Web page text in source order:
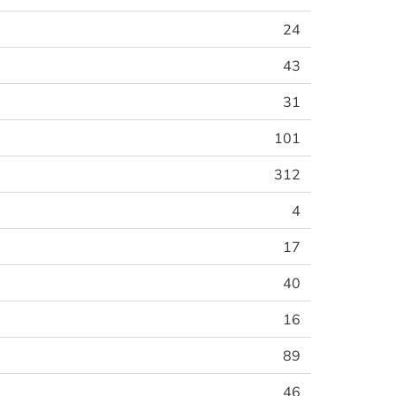
24
43
31
101
312
4
17
40
16
89
46